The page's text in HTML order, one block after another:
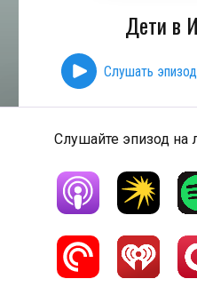
Дети в
Слушать эпизод
Слушайте эпизод